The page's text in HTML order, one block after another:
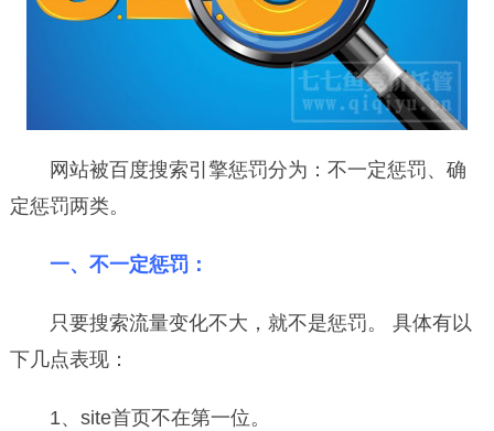
网站被百度搜索引擎惩罚分为：不一定惩罚、确
定惩罚两类。
一、不一定惩罚：
只要搜索流量变化不大，就不是惩罚。 具体有以
下几点表现：
1、site首页不在第一位。